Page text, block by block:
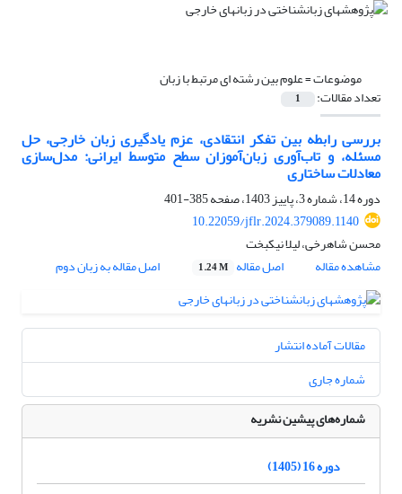
موضوعات =علوم بین رشته ای مرتبط با زبان
تعداد مقالات: 1
بررسی رابطه بین تفکر انتقادی، عزم یادگیری زبان خارجی، حل
مسئله، و تاب‌آوری زبان‌آموزان سطح متوسط ایرانی: مدل‌سازی
معادلات ساختاری
دوره 14، شماره 3، پاییز 1403، صفحه
385-401
10.22059/jflr.2024.379089.1140
محسن شاهرخی، لیلا نیکبخت
مشاهده مقاله
اصل مقاله 1.24 M اصل مقاله به زبان دوم
مقالات آماده انتشار
شماره جاری
شماره‌های پیشین نشریه
دوره 16 (1405)